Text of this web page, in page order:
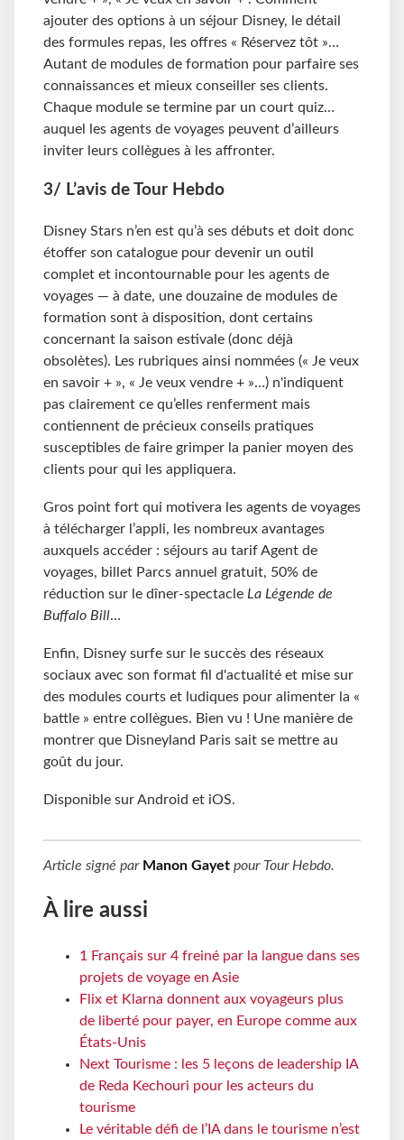
ajouter des options à un séjour Disney, le détail
des formules repas, les offres « Réservez tôt »…
Autant de modules de formation pour parfaire ses
connaissances et mieux conseiller ses clients.
Chaque module se termine par un court quiz…
auquel les agents de voyages peuvent d’ailleurs
inviter leurs collègues à les affronter.
3/ L’avis de Tour Hebdo
Disney Stars n’en est qu’à ses débuts et doit donc
étoffer son catalogue pour devenir un outil
complet et incontournable pour les agents de
voyages — à date, une douzaine de modules de
formation sont à disposition, dont certains
concernant la saison estivale (donc déjà
obsolètes). Les rubriques ainsi nommées (« Je veux
en savoir + », « Je veux vendre + »…) n'indiquent
pas clairement ce qu’elles renferment mais
contiennent de précieux conseils pratiques
susceptibles de faire grimper la panier moyen des
clients pour qui les appliquera.
Gros point fort qui motivera les agents de voyages
à télécharger l’appli, les nombreux avantages
auxquels accéder : séjours au tarif Agent de
voyages, billet Parcs annuel gratuit, 50% de
réduction sur le dîner-spectacle La Légende de
Buffalo Bill…
Enfin, Disney surfe sur le succès des réseaux
sociaux avec son format fil d'actualité et mise sur
des modules courts et ludiques pour alimenter la «
battle » entre collègues. Bien vu ! Une manière de
montrer que Disneyland Paris sait se mettre au
goût du jour.
Disponible sur Android et iOS.
Article signé par Manon Gayet pour Tour Hebdo.
À lire aussi
1 Français sur 4 freiné par la langue dans ses
projets de voyage en Asie
Flix et Klarna donnent aux voyageurs plus
de liberté pour payer, en Europe comme aux
États-Unis
Next Tourisme : les 5 leçons de leadership IA
de Reda Kechouri pour les acteurs du
tourisme
Le véritable défi de l’IA dans le tourisme n’est